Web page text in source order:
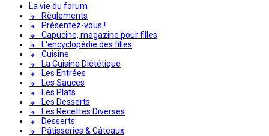
La vie du forum
↳ Règlements
↳ Présentez-vous !
↳ Capucine, magazine pour filles
↳ L'encyclopédie des filles
↳ Cuisine
↳ La Cuisine Diététique
↳ Les Entrées
↳ Les Sauces
↳ Les Plats
↳ Les Desserts
↳ Les Recettes Diverses
↳ Desserts
↳ Pâtisseries & Gâteaux